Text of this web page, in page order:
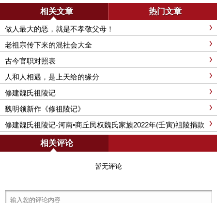
相关文章 热门文章
做人最大的恶，就是不孝敬父母！
老祖宗传下来的混社会大全
古今官职对照表
人和人相遇，是上天给的缘分
修建魏氏祖陵记
魏明领新作《修祖陵记》
修建魏氏祖陵记-河南•商丘民权魏氏家族2022年(壬寅)祖陵捐款
功德榜
相关评论
暂无评论